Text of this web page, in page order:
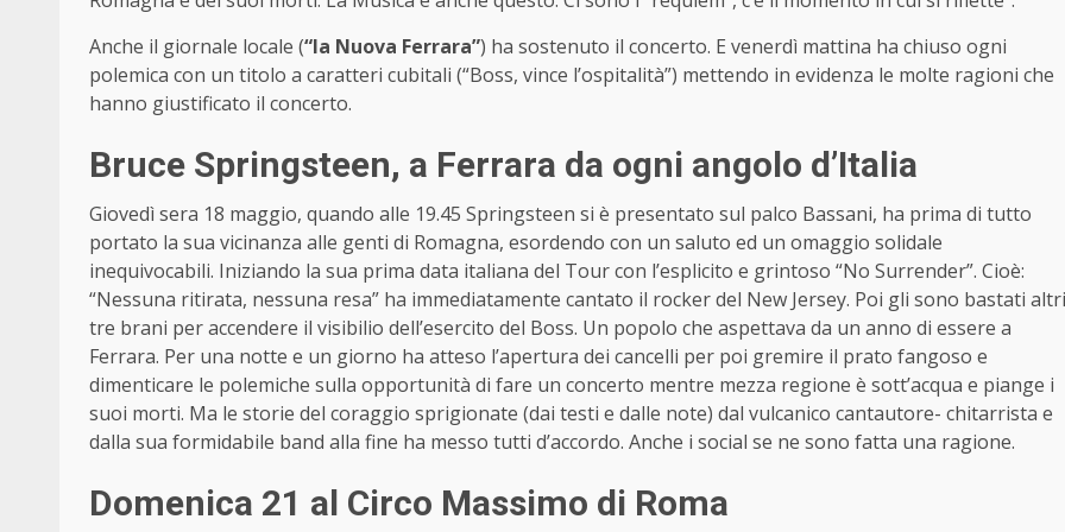
Anche il giornale locale (“la Nuova Ferrara”) ha sostenuto il concerto. E venerdì mattina ha chiuso ogni
polemica con un titolo a caratteri cubitali (“Boss, vince l’ospitalità”) mettendo in evidenza le molte ragioni che
hanno giustificato il concerto.
Bruce Springsteen, a Ferrara da ogni angolo d’Italia
Giovedì sera 18 maggio, quando alle 19.45 Springsteen si è presentato sul palco Bassani, ha prima di tutto
portato la sua vicinanza alle genti di Romagna, esordendo con un saluto ed un omaggio solidale
inequivocabili. Iniziando la sua prima data italiana del Tour con l’esplicito e grintoso “No Surrender”. Cioè:
“Nessuna ritirata, nessuna resa” ha immediatamente cantato il rocker del New Jersey. Poi gli sono bastati altri
tre brani per accendere il visibilio dell’esercito del Boss. Un popolo che aspettava da un anno di essere a
Ferrara. Per una notte e un giorno ha atteso l’apertura dei cancelli per poi gremire il prato fangoso e
dimenticare le polemiche sulla opportunità di fare un concerto mentre mezza regione è sott’acqua e piange i
suoi morti. Ma le storie del coraggio sprigionate (dai testi e dalle note) dal vulcanico cantautore- chitarrista e
dalla sua formidabile band alla fine ha messo tutti d’accordo. Anche i social se ne sono fatta una ragione.
Domenica 21 al Circo Massimo di Roma